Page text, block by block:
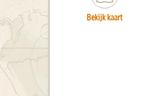
Bekijk kaart